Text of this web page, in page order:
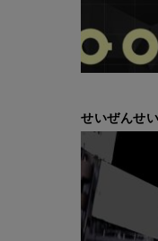
せいぜんせ